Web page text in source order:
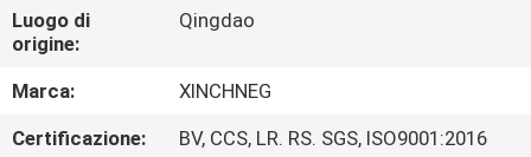
VR
CIRCA
NOI
Luogo di
origine:
Qingdao
Marca:
XINCHNEG
Certificazione:
BV, CCS, LR. RS. SGS, ISO9001:2016